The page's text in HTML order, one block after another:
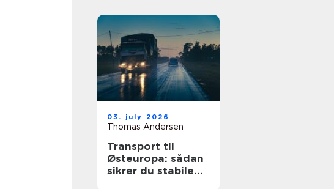
03. july 2026
Thomas Andersen
Transport til
Østeuropa: sådan
sikrer du stabile